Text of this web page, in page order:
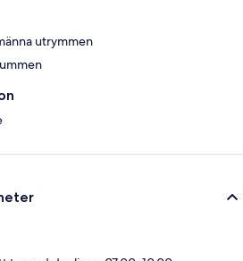
utrymmen